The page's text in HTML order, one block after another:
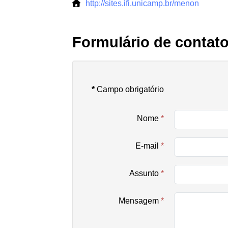
http://sites.ifi.unicamp.br/menon
Formulário de
* Campo obrigatório
Nome *
E-mail *
Assunto *
Mensagem *